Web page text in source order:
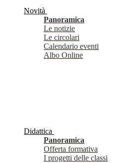
Novità
Panoramica
Le notizie
Le circolari
Calendario eventi
Albo Online
Didattica
Panoramica
Offerta formativa
I progetti delle classi